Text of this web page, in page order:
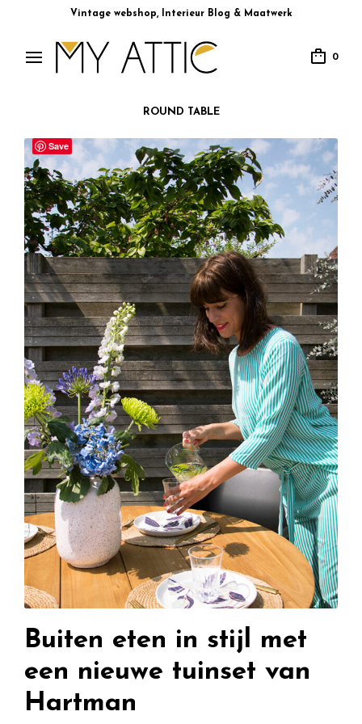
Vintage webshop, Interieur Blog & Maatwerk
0
ROUND TABLE
Buiten eten in stijl met
een nieuwe tuinset van
Hartman
Save